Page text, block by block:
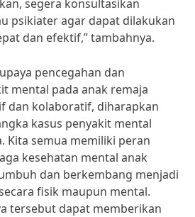
segera konsultasikan
psikiater agar dapat dilakukan
dan efektif,” tambahnya.
pencegahan dan
mental pada anak remaja
dan kolaboratif, diharapkan
kasus penyakit mental
Kita semua memiliki peran
kesehatan mental anak
dan berkembang menjadi
fisik maupun mental.
tersebut dapat memberikan